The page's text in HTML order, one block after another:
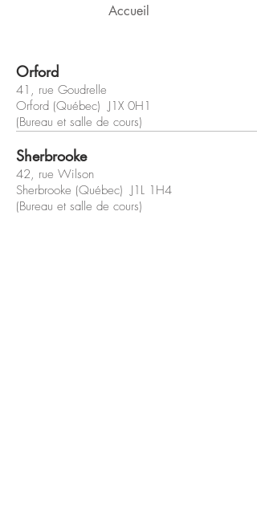
Accueil
Orford
41, rue Goudrelle
Orford (Québec) J1X 0H1
(Bureau et salle de cours)
Sherbrooke
42, rue Wilson
Sherbrooke (Québec) J1L 1H4
(Bureau et salle de cours)